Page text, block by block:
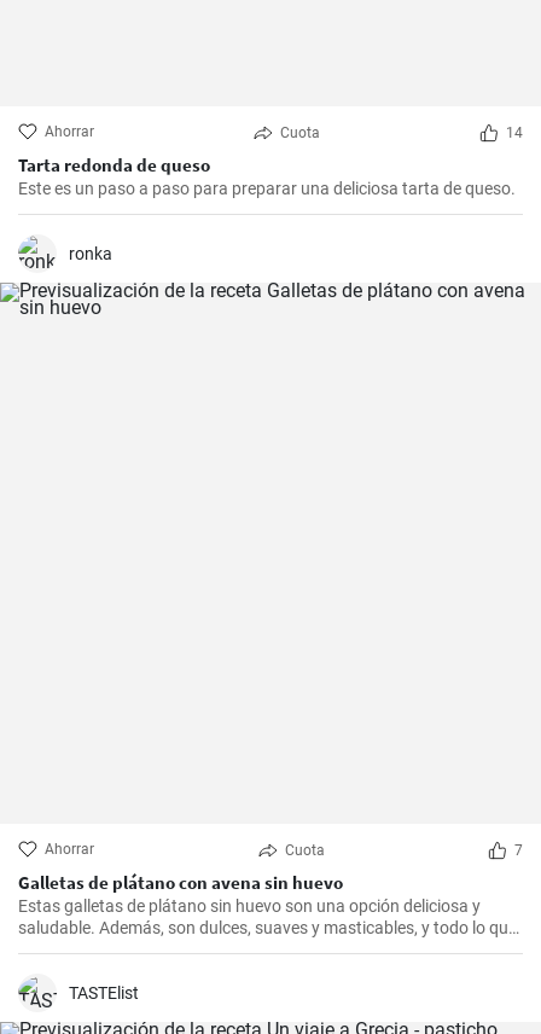
Ahorrar Cuota 14
Tarta redonda de queso
Este es un paso a paso para preparar una deliciosa tarta de queso.
ronka
Ahorrar Cuota 7
Galletas de plátano con avena sin huevo
Estas galletas de plátano sin huevo son una opción deliciosa y
saludable. Además, son dulces, suaves y masticables, y todo lo que
necesitas es un plátano, avena y un toque de edulcorante.
TASTElist